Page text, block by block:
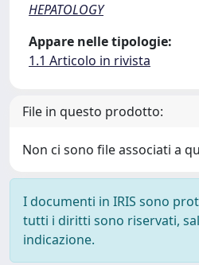
HEPATOLOGY
Appare nelle tipologie:
1.1 Articolo in rivista
File in questo prodotto:
Non ci sono file associati a
I documenti in IRIS sono
tutti i diritti sono riservati,
indicazione.